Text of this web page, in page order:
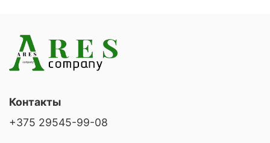
Контакты
+375 29545-99-08